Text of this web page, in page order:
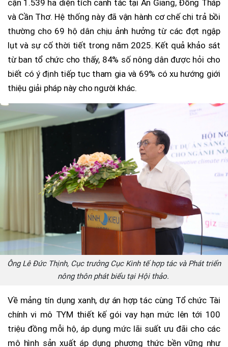
cận 1.539 ha diện tích canh tác tại An Giang, Đồng Tháp
và Cần Thơ. Hệ thống này đã vận hành cơ chế chi trả bồi
thường cho 69 hộ dân chịu ảnh hưởng từ các đợt ngập
lụt và sự cố thời tiết trong năm 2025. Kết quả khảo sát
từ ban tổ chức cho thấy, 84% số nông dân được hỏi cho
biết có ý định tiếp tục tham gia và 69% có xu hướng giới
thiệu giải pháp này cho người khác.
Ông Lê Đức Thịnh, Cục trưởng Cục Kinh tế hợp tác và Phát triển
nông thôn phát biểu tại Hội thảo.
Về mảng tín dụng xanh, dự án hợp tác cùng Tổ chức Tài
chính vi mô TYM thiết kế gói vay hạn mức lên tới 100
triệu đồng mỗi hộ, áp dụng mức lãi suất ưu đãi cho các
mô hình sản xuất áp dụng phương thức bền vững như